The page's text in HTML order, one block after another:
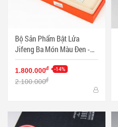
Bộ Sản Phẩm Bật Lửa
Jifeng Ba Món Màu Đen -
Mã SP: PKXG340
1.800.000đ -14%
2.100.000đ